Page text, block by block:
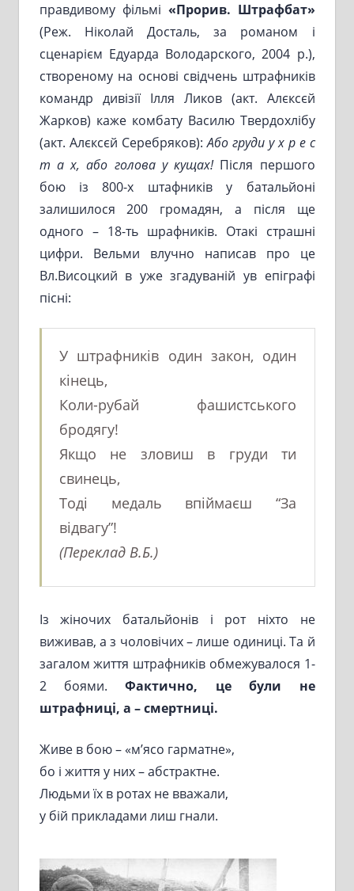
правдивому фільмі «Прорив. Штрафбат»
(Реж. Ніколай Досталь, за романом і
сценарієм Едуарда Володарского, 2004 р.),
створеному на основі свідчень штрафників
командр дивізії Ілля Ликов (акт. Алєксєй
Жарков) каже комбату Василю Твердохлібу
(акт. Алєксєй Серебряков):Або груди у х р е с
т а х, або голова у кущах!Після першого
бою із 800-х штафників у батальйоні
залишилося 200 громадян, а після ще
одного – 18-ть шрафників. Отакі страшні
цифри. Вельми влучно написав про це
Вл.Висоцкий в уже згадуваній ув епіграфі
пісні:
У штрафників один закон, один
кінець,
Коли-рубай фашистського
бродягу!
Якщо не зловиш в груди ти
свинець,
Тоді медаль впіймаєш “За
відвагу”!
(Переклад В.Б.)
Із жіночих батальйонів і рот ніхто не
виживав, а з чоловічих – лише одиниці. Та й
загалом життя штрафників обмежувалося 1-
2 боями.Фактично, це були не
штрафниці, а – смертниці.
Живе в бою – «м’ясо гарматне»,
бо і життя у них – абстрактне.
Людьми їх в ротах не вважали,
у бій прикладами лиш гнали.